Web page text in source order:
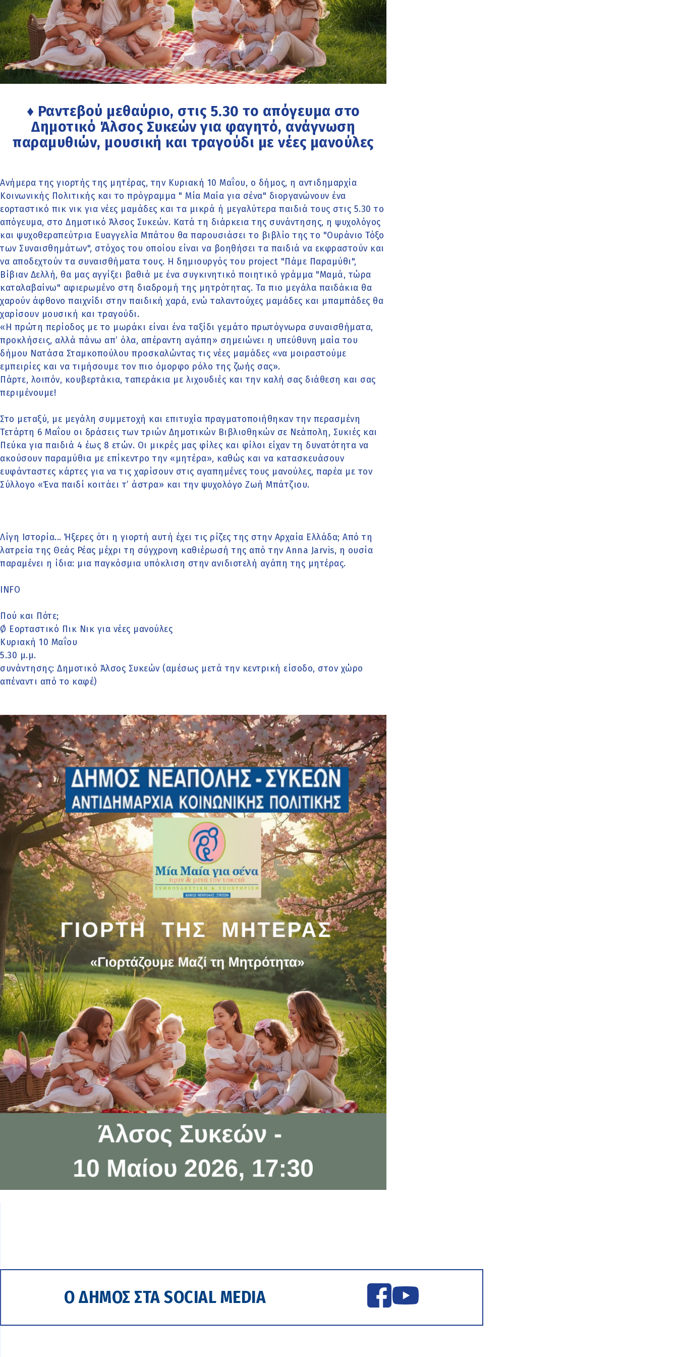
♦ Ραντεβού μεθαύριο, στις 5.30 το απόγευμα στο
Δημοτικό Άλσος Συκεών για φαγητό, ανάγνωση
παραμυθιών, μουσική και τραγούδι με νέες μανούλες
Ανήμερα της γιορτής της μητέρας, την Κυριακή 10 Μαΐου, ο δήμος, η αντιδημαρχία
Κοινωνικής Πολιτικής και το πρόγραμμα " Μία Μαία για σένα" διοργανώνουν ένα
εορταστικό πικ νικ για νέες μαμάδες και τα μικρά ή μεγαλύτερα παιδιά τους στις 5.30 το
απόγευμα, στο Δημοτικό Άλσος Συκεών. Κατά τη διάρκεια της συνάντησης, η ψυχολόγος
και ψυχοθεραπεύτρια Ευαγγελία Μπάτου θα παρουσιάσει το βιβλίο της το "Ουράνιο Τόξο
των Συναισθημάτων", στόχος του οποίου είναι να βοηθήσει τα παιδιά να εκφραστούν και
να αποδεχτούν τα συναισθήματα τους. Η δημιουργός του project "Πάμε Παραμύθι",
Βίβιαν Δελλή, θα μας αγγίξει βαθιά με ένα συγκινητικό ποιητικό γράμμα "Μαμά, τώρα
καταλαβαίνω" αφιερωμένο στη διαδρομή της μητρότητας. Tα πιο μεγάλα παιδάκια θα
χαρούν άφθονο παιχνίδι στην παιδική χαρά, ενώ ταλαντούχες μαμάδες και μπαμπάδες θα
χαρίσουν μουσική και τραγούδι.
«Η πρώτη περίοδος με το μωράκι είναι ένα ταξίδι γεμάτο πρωτόγνωρα συναισθήματα,
προκλήσεις, αλλά πάνω απ’ όλα, απέραντη αγάπη» σημειώνει η υπεύθυνη μαία του
δήμου Νατάσα Σταμκοπούλου προσκαλώντας τις νέες μαμάδες «να μοιραστούμε
εμπειρίες και να τιμήσουμε τον πιο όμορφο ρόλο της ζωής σας».
Πάρτε, λοιπόν, κουβερτάκια, ταπεράκια με λιχουδιές και την καλή σας διάθεση και σας
περιμένουμε!
Στο μεταξύ, με μεγάλη συμμετοχή και επιτυχία πραγματοποιήθηκαν την περασμένη
Τετάρτη 6 Μαΐου οι δράσεις των τριών Δημοτικών Βιβλιοθηκών σε Νεάπολη, Συκιές και
Πεύκα για παιδιά 4 έως 8 ετών. Οι μικρές μας φίλες και φίλοι είχαν τη δυνατότητα να
ακούσουν παραμύθια με επίκεντρο την «μητέρα», καθώς και να κατασκευάσουν
ευφάνταστες κάρτες για να τις χαρίσουν στις αγαπημένες τους μανούλες, παρέα με τον
Σύλλογο «Ένα παιδί κοιτάει τ’ άστρα» και την ψυχολόγο Ζωή Μπάτζιου.
Λίγη Ιστορία... Ήξερες ότι η γιορτή αυτή έχει τις ρίζες της στην Αρχαία Ελλάδα; Από τη
λατρεία της Θεάς Ρέας μέχρι τη σύγχρονη καθιέρωσή της από την Anna Jarvis, η ουσία
παραμένει η ίδια: μια παγκόσμια υπόκλιση στην ανιδιοτελή αγάπη της μητέρας.
INFO
Πού και Πότε;
Ø Εορταστικό Πικ Νικ για νέες μανούλες
Κυριακή 10 Μαΐου
5.30 μ.μ.
συνάντησης: Δημοτικό Άλσος Συκεών (αμέσως μετά την κεντρική είσοδο, στον χώρο
απέναντι από το καφέ)
Ο ΔΗΜΟΣ ΣΤΑ SOCIAL MEDIA